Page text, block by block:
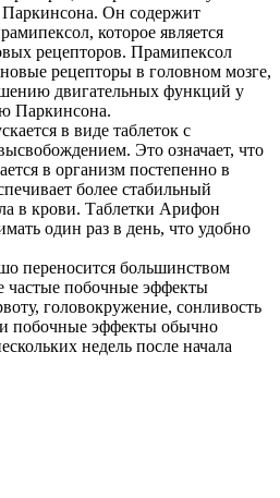
Паркинсона. Он содержит
которое является
рецепторов. Прамипексол
рецепторы в головном мозге,
двигательных функций у
Паркинсона.
в виде таблеток с
Это означает, что
в организм постепенно в
более стабильный
в крови. Таблетки Арифон
один раз в день, что удобно
переносится большинством
частые побочные эффекты
головокружение, сонливость
побочные эффекты обычно
недель после начала